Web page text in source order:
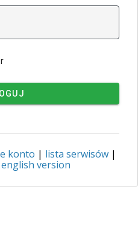
konto | lista serwisów |
english version